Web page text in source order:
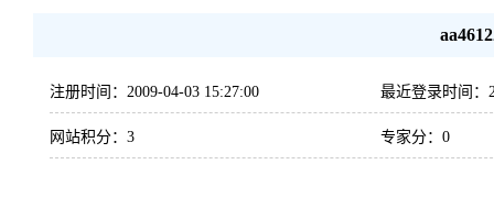
注册时间：2009-04-03 15:27:00 最近登录时间：
网站积分：3 专家分：0